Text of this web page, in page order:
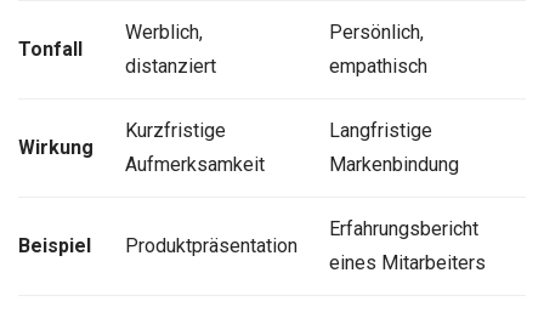
Tonfall
Werblich,
distanziert
Persönlich,
empathisch
Wirkung
Kurzfristige
Aufmerksamkeit
Langfristige
Markenbindung
Beispiel Produktpräsentation
Erfahrungsbericht
eines Mitarbeiters